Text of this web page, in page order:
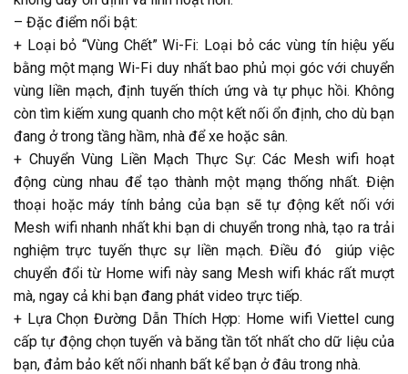
– Đặc điểm nổi bật:
+ Loại bỏ “Vùng Chết” Wi-Fi: Loại bỏ các vùng tín hiệu yếu
bằng một mạng Wi-Fi duy nhất bao phủ mọi góc với chuyển
vùng liền mạch, định tuyến thích ứng và tự phục hồi. Không
còn tìm kiếm xung quanh cho một kết nối ổn định, cho dù bạn
đang ở trong tầng hầm, nhà để xe hoặc sân.
+ Chuyển Vùng Liền Mạch Thực Sự: Các Mesh wifi hoạt
động cùng nhau để tạo thành một mạng thống nhất. Điện
thoại hoặc máy tính bảng của bạn sẽ tự động kết nối với
Mesh wifi nhanh nhất khi bạn di chuyển trong nhà, tạo ra trải
nghiệm trực tuyến thực sự liền mạch. Điều đó giúp việc
chuyển đổi từ Home wifi này sang Mesh wifi khác rất mượt
mà, ngay cả khi bạn đang phát video trực tiếp.
+ Lựa Chọn Đường Dẫn Thích Hợp: Home wifi Viettel cung
cấp tự động chọn tuyến và băng tần tốt nhất cho dữ liệu của
bạn, đảm bảo kết nối nhanh bất kể bạn ở đâu trong nhà.